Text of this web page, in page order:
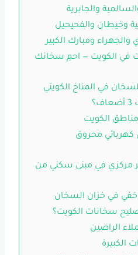
والجابرية
وخيطان والفحيحيل
ومبارك الكبير
في الكويت — احمِ سخانك
في المناخ الكويتي
الكويت
كهربائي محروق
مركزي في مبنى سكني من
في خزان السخان
سخانات الكويت؟
الكبيرة